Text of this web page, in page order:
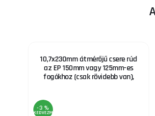
10,7x230mm átmérőjű csere rúd
az EP 150mm vagy 125mm-es
fogókhoz (csak rövidebb van),
-3 %
KEDVEZMÉNY